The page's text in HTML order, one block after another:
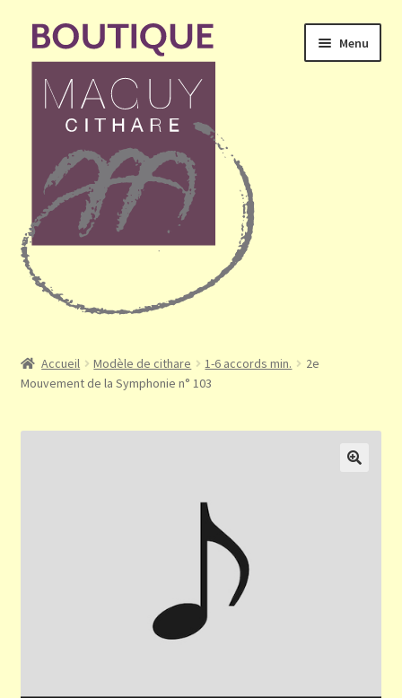
Aller
navigation
Aller
contenu
Menu
Mon compte
Validation de la commande
Accueil Modèle de cithare 1-6 accords min.
2e
Mouvement de la Symphonie n° 103